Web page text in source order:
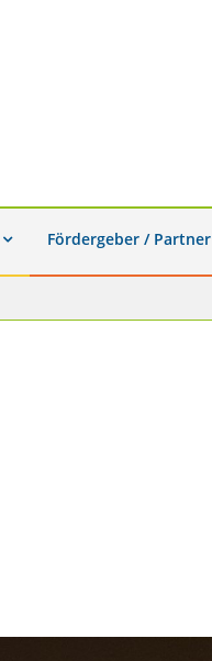
Fördergeber / Partner